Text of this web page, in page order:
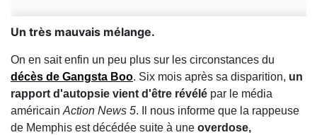
Un très mauvais mélange.
On en sait enfin un peu plus sur les circonstances du
décès de Gangsta Boo. Six mois après sa disparition, un
rapport d'autopsie vient d'être révélé par le média
américain Action News 5. Il nous informe que la rappeuse
de Memphis est décédée suite à une overdose,